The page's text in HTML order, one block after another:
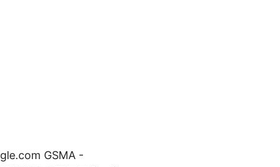
GSMA -